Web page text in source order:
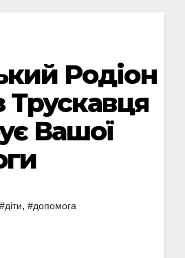
Родіон
Трускавця
Вашої
#діти, #допомога